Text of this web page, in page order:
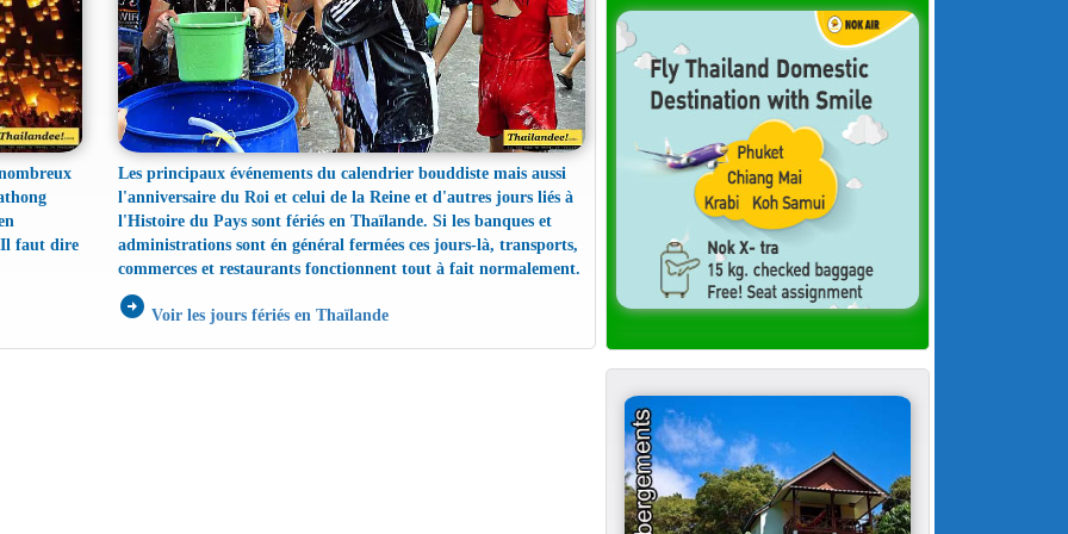
Il faut dire
Les principaux événements du calendrier bouddiste mais aussi
l'anniversaire du Roi et celui de la Reine et d'autres jours liés à
l'Histoire du Pays sont fériés en Thaïlande. Si les banques et
administrations sont én général fermées ces jours-là, transports,
commerces et restaurants fonctionnent tout à fait normalement.
arrow_circle_right Voir les jours fériés en Thaïlande